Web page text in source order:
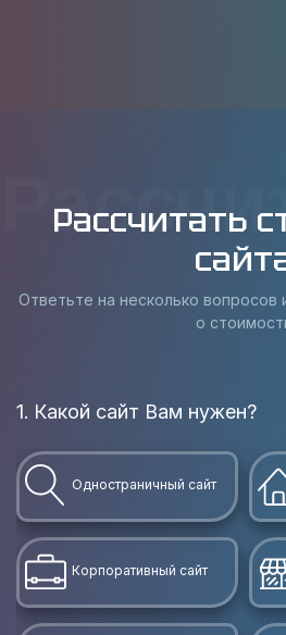
Рассчитать
Ответьте на несколько
о
1. Какой сайт Вам нужен?
Одностраничный сайт
Корпоративный сайт